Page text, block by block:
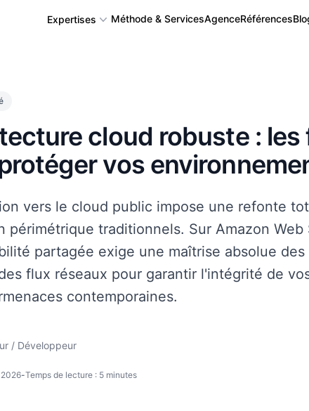
Expertises
Application Web, Logiciel et SAAS
Algorithme complexe, Intégration IA
Autres : API, Serveur IoT, Blockchain...
Méthode & ServicesAgenceRéférences
cloud robuste :
vos
vers le cloud public impose une refonte
périmétrique traditionnels. Sur Amazon Web
partagée exige une maîtrise absolue
flux réseaux pour garantir l'intégrité de
contemporaines.
/ Développeur
-Temps de lecture : 5 minutes